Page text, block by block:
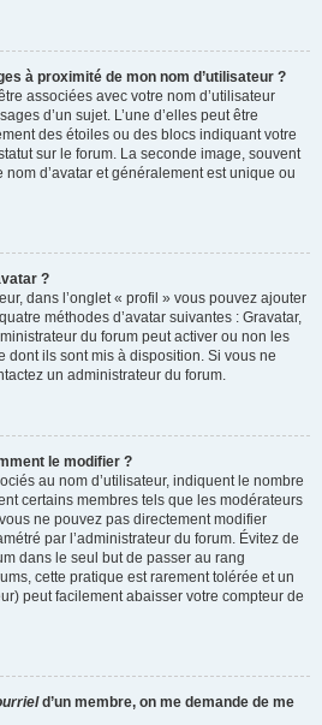
à proximité de mon nom d’utilisateur ?
associées avec votre nom d’utilisateur
d’un sujet. L’une d’elles peut être
des étoiles ou des blocs indiquant votre
sur le forum. La seconde image, souvent
d’avatar et généralement est unique ou
?
dans l’onglet « profil » vous pouvez ajouter
méthodes d’avatar suivantes : Gravatar,
du forum peut activer ou non les
dont ils sont mis à disposition. Si vous ne
un administrateur du forum.
le modifier ?
au nom d’utilisateur, indiquent le nombre
certains membres tels que les modérateurs
ne pouvez pas directement modifier
par l’administrateur du forum. Évitez de
dans le seul but de passer au rang
cette pratique est rarement tolérée et un
peut facilement abaisser votre compteur de
d’un membre, on me demande de me